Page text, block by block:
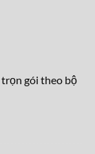
gói theo bộ